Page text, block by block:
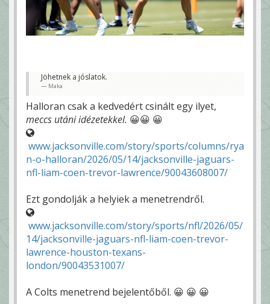
Jöhetnek a jóslatok.
Maka
Halloran csak a kedvedért csinált egy ilyet,
meccs utáni idézetekkel. 😀😀 😀
www.jacksonville.com/story/sports/columns/rya
n-o-halloran/2026/05/14/jacksonville-jaguars-
nfl-liam-coen-trevor-lawrence/90043608007/
Ezt gondolják a helyiek a menetrendről.
www.jacksonville.com/story/sports/nfl/2026/05/
14/jacksonville-jaguars-nfl-liam-coen-trevor-
lawrence-houston-texans-
london/90043531007/
A Colts menetrend bejelentőből. 😀 😀 😀